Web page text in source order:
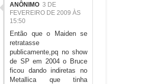
ANÔNIMO 3 DE
FEVEREIRO DE 2009 ÀS
15:50
Então que o Maiden se
retratasse
publicamente,pq no show
de SP em 2004 o Bruce
ficou dando indiretas no
Metallica que tinha